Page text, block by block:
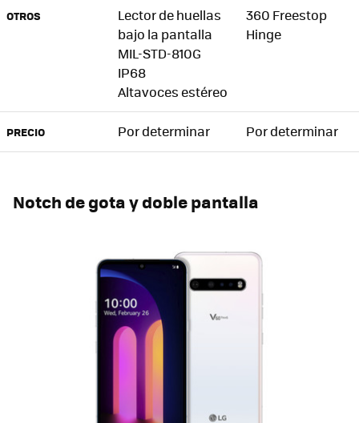
OTROS
Lector de huellas
bajo la pantalla
MIL-STD-810G
IP68
Altavoces estéreo
360 Freestop
Hinge
PRECIO Por determinar Por determinar
Notch de gota y doble pantalla